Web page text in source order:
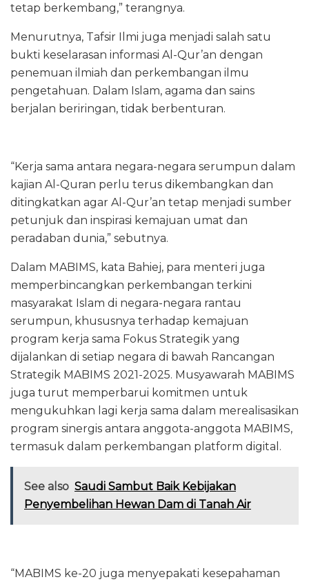
tetap berkembang,” terangnya.
Menurutnya, Tafsir Ilmi juga menjadi salah satu
bukti keselarasan informasi Al-Qur’an dengan
penemuan ilmiah dan perkembangan ilmu
pengetahuan. Dalam Islam, agama dan sains
berjalan beriringan, tidak berbenturan.
“Kerja sama antara negara-negara serumpun dalam
kajian Al-Quran perlu terus dikembangkan dan
ditingkatkan agar Al-Qur’an tetap menjadi sumber
petunjuk dan inspirasi kemajuan umat dan
peradaban dunia,” sebutnya.
Dalam MABIMS, kata Bahiej, para menteri juga
memperbincangkan perkembangan terkini
masyarakat Islam di negara-negara rantau
serumpun, khususnya terhadap kemajuan
program kerja sama Fokus Strategik yang
dijalankan di setiap negara di bawah Rancangan
Strategik MABIMS 2021-2025. Musyawarah MABIMS
juga turut memperbarui komitmen untuk
mengukuhkan lagi kerja sama dalam merealisasikan
program sinergis antara anggota-anggota MABIMS,
termasuk dalam perkembangan platform digital.
See also Saudi Sambut Baik Kebijakan
Penyembelihan Hewan Dam di Tanah Air
“MABIMS ke-20 juga menyepakati kesepahaman